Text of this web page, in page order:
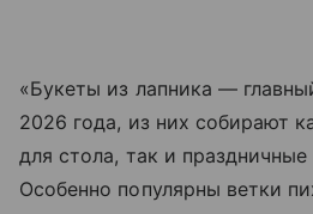
«Букеты из лапника —
2026 года, из них собирают
для стола, так и праздничные
Особенно популярны ветки